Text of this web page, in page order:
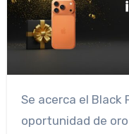
Se acerca el Black Friday 2025, y con él, la
oportunidad de